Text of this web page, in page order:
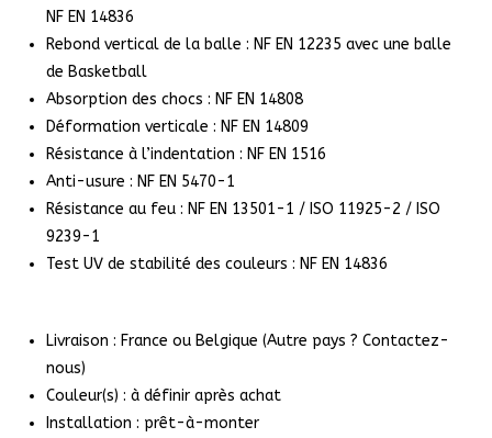
NF EN 14836
Rebond vertical de la balle : NF EN 12235 avec une balle
de Basketball
Absorption des chocs : NF EN 14808
Déformation verticale : NF EN 14809
Résistance à l’indentation : NF EN 1516
Anti-usure : NF EN 5470-1
Résistance au feu : NF EN 13501-1 / ISO 11925-2 / ISO
9239-1
Test UV de stabilité des couleurs : NF EN 14836
Livraison : France ou Belgique (Autre pays ? Contactez-
nous)
Couleur(s) : à définir après achat
Installation : prêt-à-monter